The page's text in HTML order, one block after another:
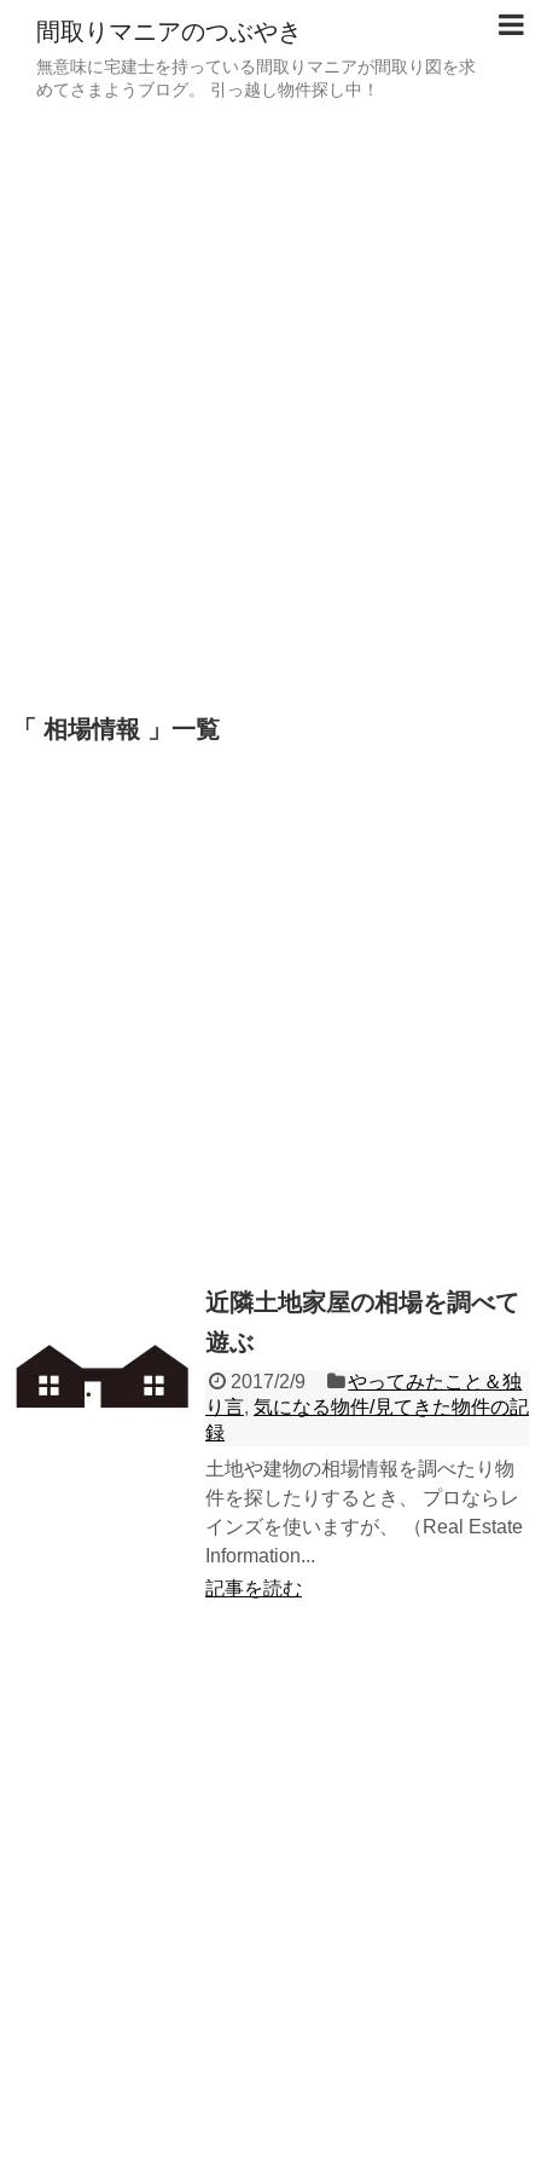
間取りマニアのつぶやき
無意味に宅建士を持っている間取りマニアが間取り図を求
めてさまようブログ。 引っ越し物件探し中！
「 相場情報 」一覧
近隣土地家屋の相場を調べて
遊ぶ
2017/2/9
やってみたこと＆独
り言, 気になる物件/見てきた物件の記
録
土地や建物の相場情報を調べたり物
件を探したりするとき、 プロならレ
インズを使いますが、 （Real Estate
Information...
記事を読む